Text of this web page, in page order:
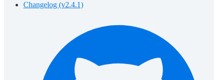
Changelog (v2.4.1)